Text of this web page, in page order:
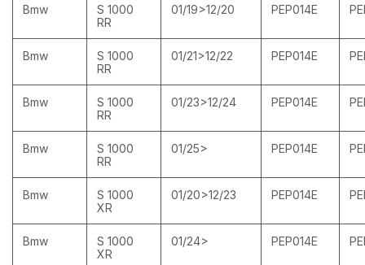
Bmw
S 1000
RR
01/19>12/20 PEP014E
Bmw
S 1000
RR
01/21>12/22 PEP014E
Bmw
S 1000
RR
01/23>12/24 PEP014E
Bmw
S 1000
RR
01/25> PEP014E
Bmw
S 1000
XR
01/20>12/23 PEP014E
Bmw
S 1000
XR
01/24> PEP014E